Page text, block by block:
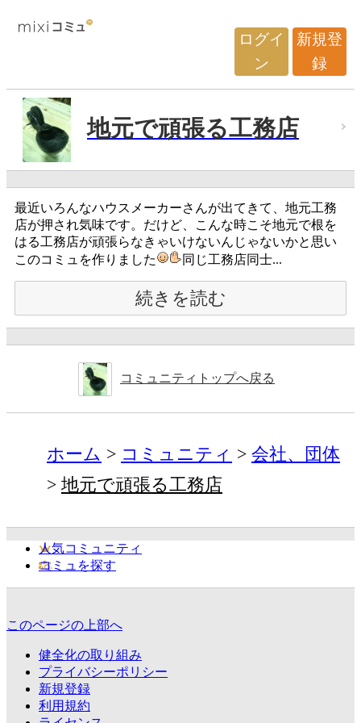
ログイ
ン
新規登
録
地元で頑張る工務店
最近いろんなハウスメーカーさんが出てきて、地元工務
店が押され気味です。だけど、こんな時こそ地元で根を
はる工務店が頑張らなきゃいけないんじゃないかと思い
このコミュを作りました
同じ工務店同士...
続きを読む
コミュニティトップへ戻る
ホーム コミュニティ
会社、団体
地元で頑張る工務店
人気コミュニティ
コミュを探す
このページの上部へ
健全化の取り組み
プライバシーポリシー
新規登録
利用規約